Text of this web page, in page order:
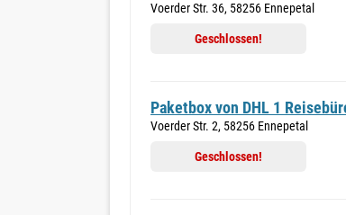
Voerder Str. 36, 58256 Ennepetal
Geschlossen!
Paketbox von DHL 1
Voerder Str. 2, 58256 Ennepetal
Geschlossen!